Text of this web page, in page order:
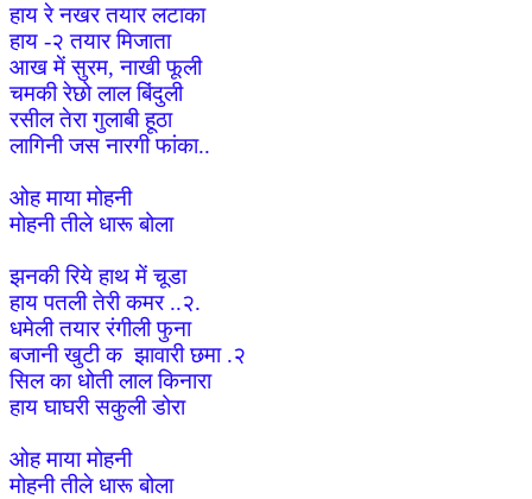
हाय रे नखर तयार लटाका
हाय -२ तयार मिजाता
आख में सुरम, नाखी फूली
चमकी रेछो लाल बिंदुली
रसील तेरा गुलाबी हूठा
लागिनी जस नारगी फांका..
ओह माया मोहनी
मोहनी तीले धारू बोला
झनकी रिये हाथ में चूडा
हाय पतली तेरी कमर ..२.
धमेली तयार रंगीली फुना
बजानी खुटी क झावारी छमा .२
सिल का धोती लाल किनारा
हाय घाघरी सकुली डोरा
ओह माया मोहनी
मोहनी तीले धारू बोला